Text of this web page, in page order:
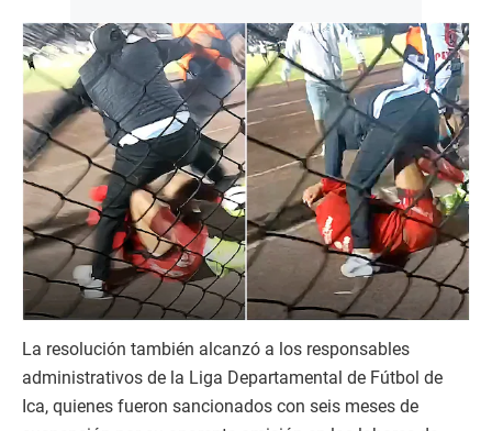
La resolución también alcanzó a los responsables
administrativos de la Liga Departamental de Fútbol de
Ica, quienes fueron sancionados con seis meses de